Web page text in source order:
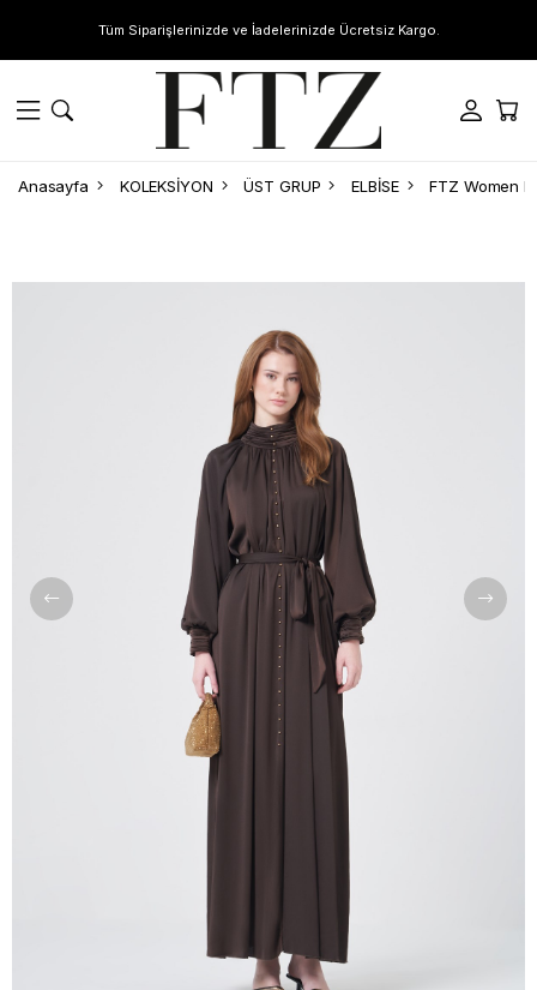
Tüm Siparişlerinizde ve İadelerinizde Ücretsiz Kargo.
Anasayfa KOLEKSİYON ÜST GRUP ELBİSE